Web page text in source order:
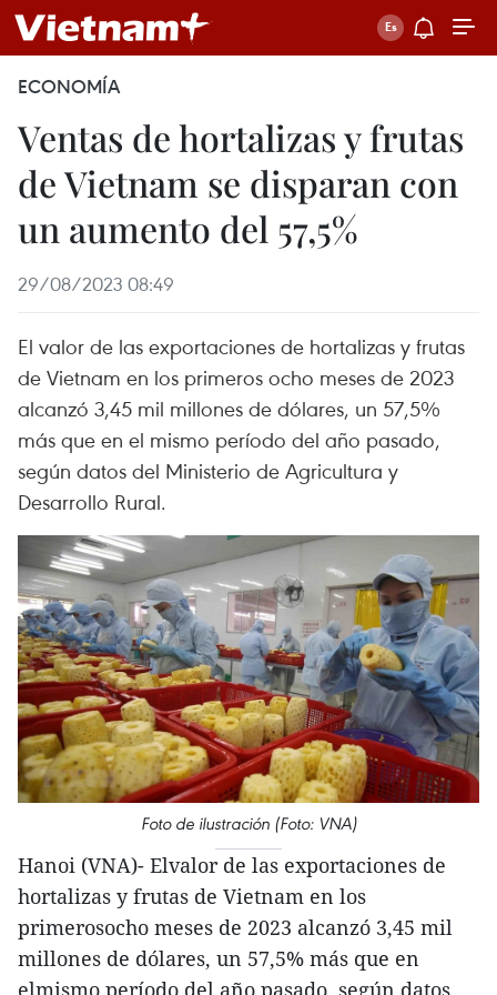
ECONOMÍA
Ventas de hortalizas y frutas
de Vietnam se disparan con
un aumento del 57,5%
29/08/2023 08:49
El valor de las exportaciones de hortalizas y frutas
de Vietnam en los primeros ocho meses de 2023
alcanzó 3,45 mil millones de dólares, un 57,5%
más que en el mismo período del año pasado,
según datos del Ministerio de Agricultura y
Desarrollo Rural.
Foto de ilustración (Foto: VNA)
Hanoi (VNA)- Elvalor de las exportaciones de
hortalizas y frutas de Vietnam en los
primerosocho meses de 2023 alcanzó 3,45 mil
millones de dólares, un 57,5% más que en